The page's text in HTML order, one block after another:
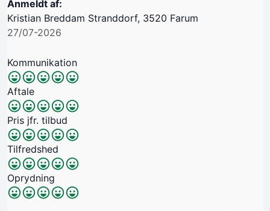
Anmeldt af:
Kristian Breddam Stranddorf, 3520 Farum
27/07-2026
Kommunikation
Aftale
Pris jfr. tilbud
Tilfredshed
Oprydning